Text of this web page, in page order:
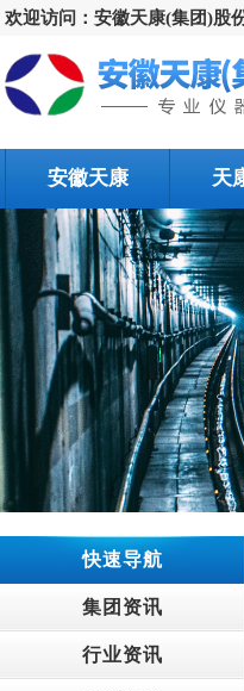
欢迎访问：安徽天康(集团)股
安徽天康 天
快速导航
集团资讯
行业资讯